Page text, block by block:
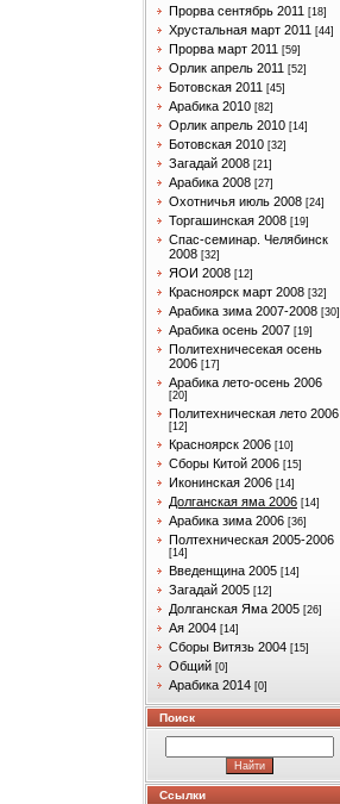
Прорва сентябрь 2011 [18]
Хрустальная март 2011 [44]
Прорва март 2011 [59]
Орлик апрель 2011 [52]
Ботовская 2011 [45]
Арабика 2010 [82]
Орлик апрель 2010 [14]
Ботовская 2010 [32]
Загадай 2008 [21]
Арабика 2008 [27]
Охотничья июль 2008 [24]
Торгашинская 2008 [19]
Спас-семинар. Челябинск
2008 [32]
ЯОИ 2008 [12]
Красноярск март 2008 [32]
Арабика зима 2007-2008 [30]
Арабика осень 2007 [19]
Политехничесекая осень
2006 [17]
Арабика лето-осень 2006
[20]
Политехническая лето 2006
[12]
Красноярск 2006 [10]
Сборы Китой 2006 [15]
Иконинская 2006 [14]
Долганская яма 2006 [14]
Арабика зима 2006 [36]
Полтехническая 2005-2006
[14]
Введенщина 2005 [14]
Загадай 2005 [12]
Долганская Яма 2005 [26]
Ая 2004 [14]
Сборы Витязь 2004 [15]
Общий [0]
Арабика 2014 [0]
Поиск
Ссылки